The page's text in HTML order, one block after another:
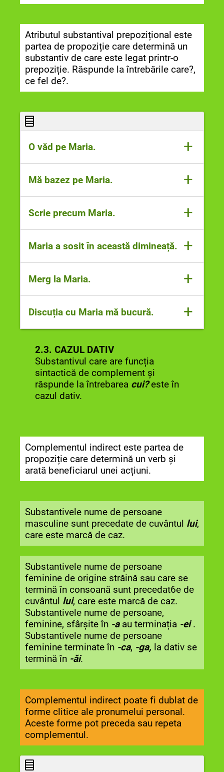
Atributul substantival prepozițional este
partea de propoziție care determină un
substantiv de care este legat printr-o
prepoziție. Răspunde la întrebările care?,
ce fel de?.
O văd pe Maria. +
Substantivul pe Maria
complement direct.
Mă bazez pe Maria. +
Substantivul pe Maria
complement prepozițional.
Scrie precum Maria. +
Substantivulprecum Maria
are funcția
de circumsatnțial de mod.
Maria a sosit în această dimineață. +
Substantivul
sintactică de circumstanțial de timp.
Merg la Maria. +
Substantivul la Mariaare funcția
sintactică de circumstanțial de loc.
Discuția cu Maria mă bucură. +
sintactică de atribut substantival
prepozițional.
2.3. CAZUL DATIV
Substantivul care are funcția
sintactică de complement și
răspunde la întrebarea cui?este în
cazul dativ.
Complementul indirect este partea de
propoziție care determină un verb și
arată beneficiarul unei acțiuni.
Substantivele nume de persoane
masculine sunt precedate de cuvântul lui,
care este marcă de caz.
Substantivele nume de persoane
feminine de origine străină sau care se
termină în consoană sunt precedat6e de
cuvântul lui, care este marcă de caz.
Substantivele nume de persoane,
feminine, sfârșite în -a au terminația -ei.
Substantivele nume de persoane
feminine terminate în -ca, -ga, la dativ se
termină în -ăi.
Complementul indirect poate fi dublat de
forme clitice ale pronumelui personal.
Aceste forme pot preceda sau repeta
complementul.